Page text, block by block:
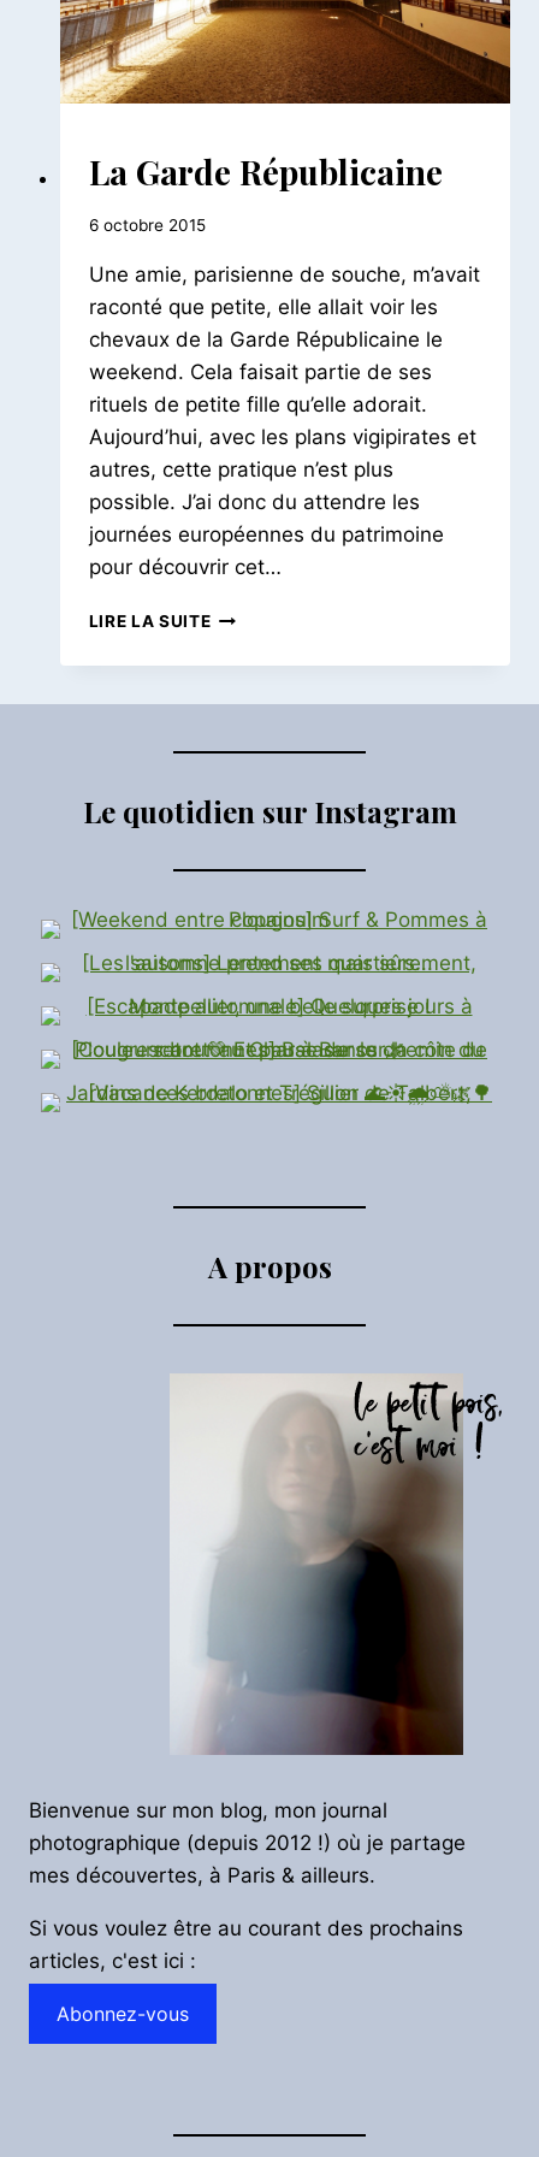
DÉCOUVERTES
INSOLITES
HISTORIQUES
LIEUX
La Garde Républicaine
Par
Petit
Pois
6 octobre 2015
Une amie, parisienne de souche, m’avait
raconté que petite, elle allait voir les
chevaux de la Garde Républicaine le
weekend. Cela faisait partie de ses
rituels de petite fille qu’elle adorait.
Aujourd’hui, avec les plans vigipirates et
autres, cette pratique n’est plus
possible. J’ai donc du attendre les
journées européennes du patrimoine
pour découvrir cet…
LIRE LA SUITELA
RÉPUBLICAINE
Le quotidien sur Instagram
A propos
Bienvenue sur mon blog, mon journal
photographique (depuis 2012 !) où je partage
mes découvertes, à Paris & ailleurs.
Si vous voulez être au courant des prochains
articles, c'est ici :
Abonnez-vous